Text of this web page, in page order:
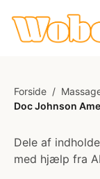
Forside /
Doc Johnson
Dele af
med hjælp fra